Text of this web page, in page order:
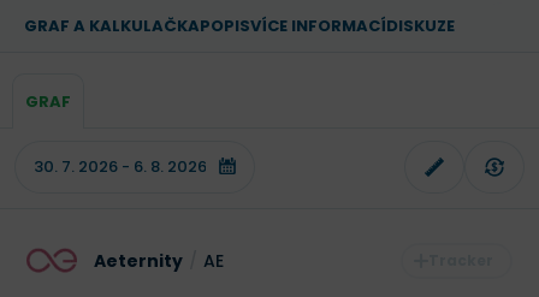
GRAF A KALKULAČKAPOPISVÍCE INFORMACÍDISKUZE
GRAF
Aeternity AE